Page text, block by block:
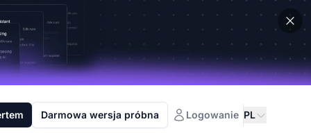
Darmowa wersja próbna Logowanie PL